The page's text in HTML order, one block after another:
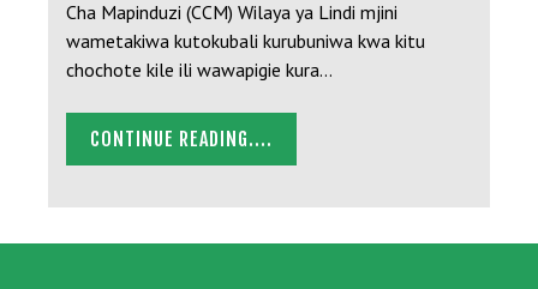
Cha Mapinduzi (CCM) Wilaya ya Lindi mjini
wametakiwa kutokubali kurubuniwa kwa kitu
chochote kile ili wawapigie kura…
CONTINUE READING....